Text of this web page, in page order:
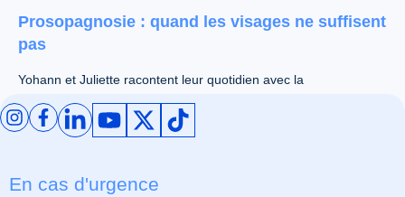
Prosopagnosie : quand les visages ne suffisent
pas
Yohann et Juliette racontent leur quotidien avec la
invisible et ses effets sur la vie sociale.
En cas d'urgence